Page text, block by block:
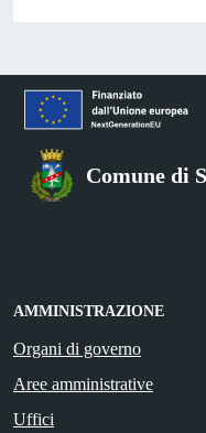
Comune di
AMMINISTRAZIONE
Organi di governo
Aree amministrative
Uffici